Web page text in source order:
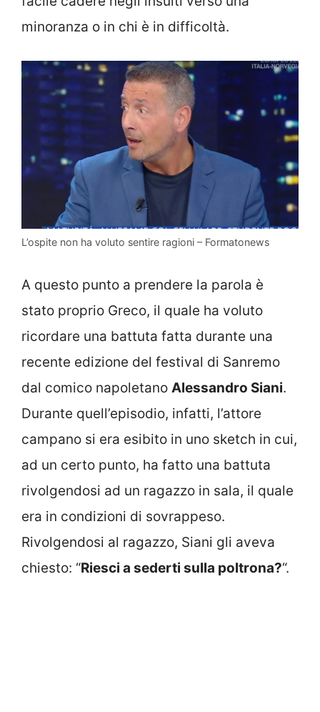
minoranza o in chi è in difficoltà.
L’ospite non ha voluto sentire ragioni – Formatonews
A questo punto a prendere la parola è
stato proprio Greco, il quale ha voluto
ricordare una battuta fatta durante una
recente edizione del festival di Sanremo
dal comico napoletano Alessandro Siani.
Durante quell’episodio, infatti, l’attore
campano si era esibito in uno sketch in cui,
ad un certo punto, ha fatto una battuta
rivolgendosi ad un ragazzo in sala, il quale
era in condizioni di sovrappeso.
Rivolgendosi al ragazzo, Siani gli aveva
chiesto: “Riesci a sederti sulla poltrona?“.